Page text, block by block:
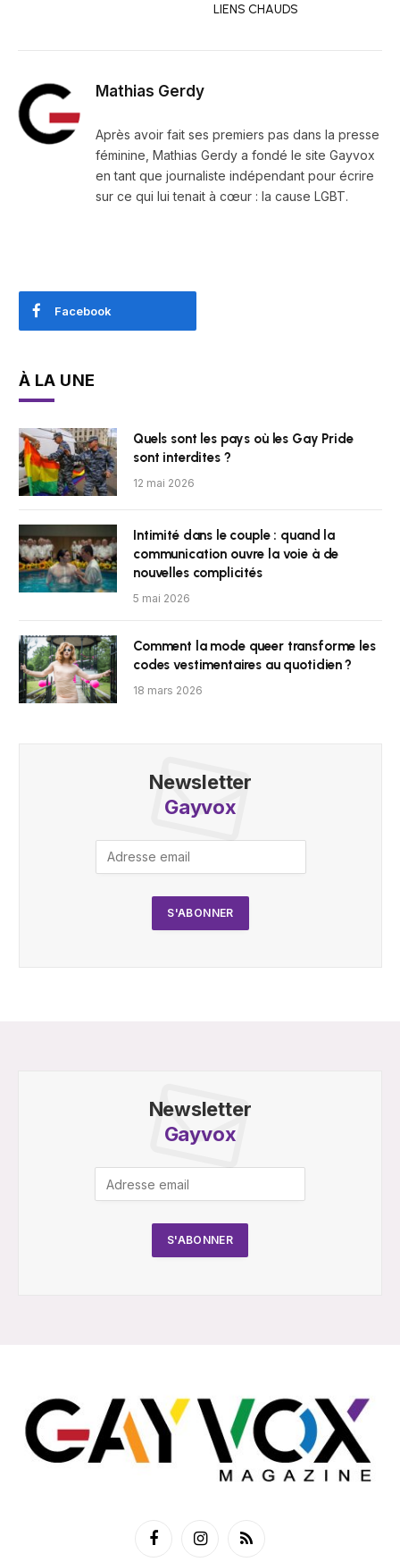
LIENS CHAUDS
Mathias Gerdy
Après avoir fait ses premiers pas dans la presse
féminine, Mathias Gerdy a fondé le site Gayvox
en tant que journaliste indépendant pour écrire
sur ce qui lui tenait à cœur : la cause LGBT.
Facebook
À LA UNE
Quels sont les pays où les Gay Pride
sont interdites ?
12 mai 2026
Intimité dans le couple : quand la
communication ouvre la voie à de
nouvelles complicités
5 mai 2026
Comment la mode queer transforme les
codes vestimentaires au quotidien ?
18 mars 2026
Newsletter
Gayvox
Newsletter
Gayvox
FacebookInstagramRSS